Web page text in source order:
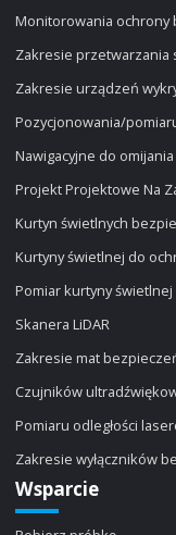
Monitorowania ochrony
Zakresie przetwarzania
Zakresie urządzeń
Pozycjonowania/
Nawigacyjne do
Projekt Projektowe Na
Kurtyn świetlnych
Kurtyny świetlnej do
Pomiar kurtyny świetlnej
Skanera LiDAR
Zakresie mat
Czujników
Pomiaru odległości
Zakresie wyłączników
Wsparcie